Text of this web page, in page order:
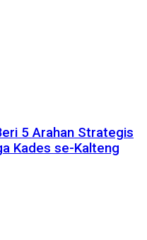
5 Arahan Strategis
Kades se-Kalteng